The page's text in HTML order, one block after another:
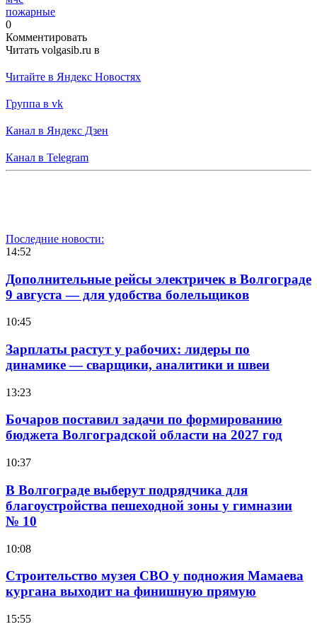
пожарные
0
Комментировать
Читать volgasib.ru в
Читайте в Яндекс Новостях
Группа в vk
Канал в Яндекс Дзен
Канал в Telegram
Последние новости:
14:52
Дополнительные рейсы электричек в Волгограде
9 августа — для удобства болельщиков
10:45
Зарплаты растут у рабочих: лидеры по
динамике — сварщики, аналитики и швеи
13:23
Бочаров поставил задачи по формированию
бюджета Волгоградской области на 2027 год
10:37
В Волгограде выберут подрядчика для
благоустройства пешеходной зоны у гимназии
№ 10
10:08
Строительство музея СВО у подножия Мамаева
кургана выходит на финишную прямую
15:55